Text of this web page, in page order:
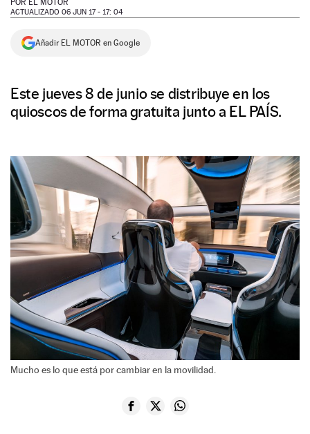
NEWSLETTER
POR EL MOTOR
ACTUALIZADO 06 JUN 17 - 17: 04
Añadir EL MOTOR en Google
Este jueves 8 de junio se distribuye en los
quioscos de forma gratuita junto a EL PAÍS.
Mucho es lo que está por cambiar en la movilidad.